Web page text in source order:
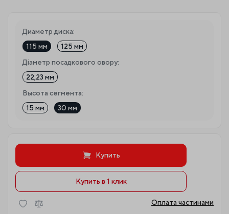
Диаметр диска:
115 мм
125 мм
Діаметр посадкового овору:
22,23 мм
Высота сегмента:
15 мм
30 мм
Купить
Купить в 1 клик
Оплата частинами